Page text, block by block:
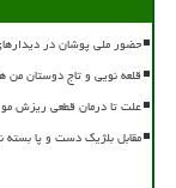
حضور ملی پوشان در
قلعه نویی و تاج دوستان من
علت تا درمان قطعی ریزش مو
مقابل بلژیک دست و پا بسته